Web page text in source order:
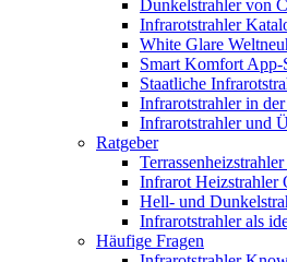
Dunkelstrahler von
Infrarotstrahler
White Glare
Smart Komfort App-
Staatliche
Infrarotstrahler in
Infrarotstrahler und
Ratgeber
Infrarot Heizstrahler
Hell- und
Infrarotstrahler als
Häufige Fragen